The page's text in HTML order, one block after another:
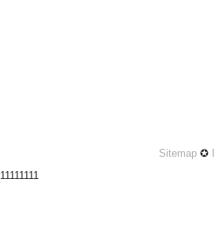
Sitemap ✪
11111111